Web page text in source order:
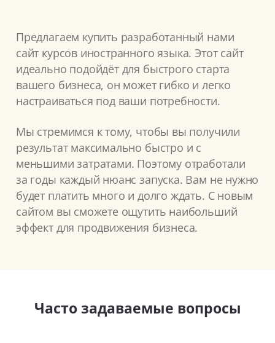
Предлагаем купить разработанный нами
сайт курсов иностранного языка. Этот сайт
идеально подойдёт для быстрого старта
вашего бизнеса, он может гибко и легко
настраиваться под ваши потребности.
Мы стремимся к тому, чтобы вы получили
результат максимально быстро и с
меньшими затратами. Поэтому отработали
за годы каждый нюанс запуска. Вам не нужно
будет платить много и долго ждать. С новым
сайтом вы сможете ощутить наибольший
эффект для продвижения бизнеса.
Часто задаваемые вопросы